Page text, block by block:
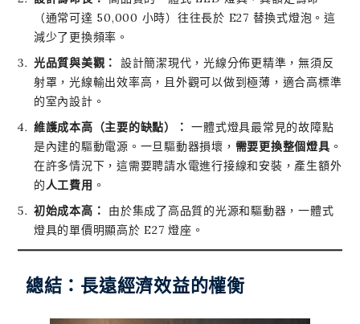
（通常可達 50,000 小時）往往長於 E27 替換式燈泡。這
減少了更換頻率。
光品質與美觀：
設計簡潔現代，光線分佈更精準，無須反
射罩，光線輸出效率高，且外觀可以做到極薄，適合高標準
的室內設計。
維護成本高（主要的缺點）： 一體式燈具最常見的故障點
是內建的驅動電源。一旦驅動器損壞， 需要更換整個燈具 。
在許多情況下，這需要聘請水電進行接線和安裝，產生額外
的 人工費用 。
初始成本高：
由於集成了高品質的光源和驅動器，一體式
燈具的單價明顯高於 E27 燈座。
總結：長遠經濟效益的權衡